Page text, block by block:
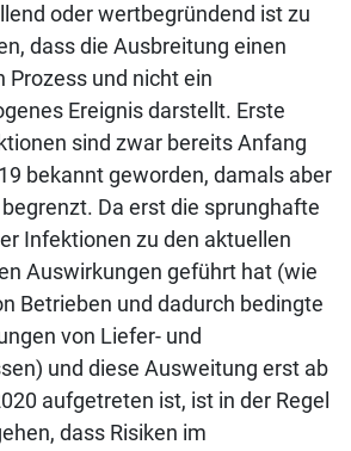
oder wertbegründend ist zu
dass die Ausbreitung einen
Prozess und nicht ein
Ereignis darstellt. Erste
sind zwar bereits Anfang
bekannt geworden, damals aber
Da erst die sprunghafte
Infektionen zu den aktuellen
Auswirkungen geführt hat (wie
Betrieben und dadurch bedingte
von Liefer- und
und diese Ausweitung erst ab
aufgetreten ist, ist in der Regel
dass Risiken im